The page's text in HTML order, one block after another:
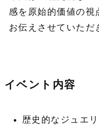
感を原始的価値の視
お伝えさせていただ
イベント内容
歴史的なジュエ